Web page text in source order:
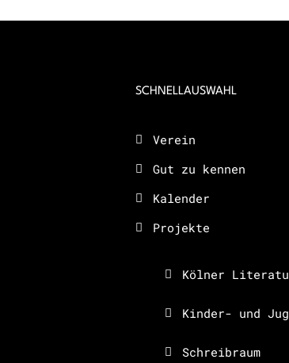
SCHNELLAUSWAHL
Verein
Gut zu kennen
Kalender
Projekte
Kölner
Kinder- und
Schreibraum